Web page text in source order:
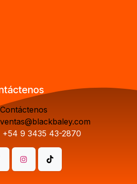
Contáctenos
ventas@blackbaley.com
+54 9 3435 43-2870